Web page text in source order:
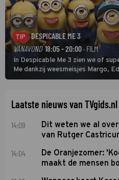
TIP
DESPICABLE ME 3
VANAVOND 18:05 - 20:00· FILM
In Despicable Me 3 zien we of
Me dankzij weesmeisjes Margo,
het rechte pad maakte, ook op
Laatste nieuws van TVgids.nl
14:09
Dit weten we al
van Rutger
14:04
De Oranjezomer:
maakt de mensen